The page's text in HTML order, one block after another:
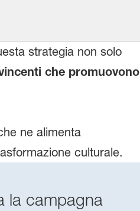
strategia non solo
che promuovono
ne alimenta
culturale.
la campagna